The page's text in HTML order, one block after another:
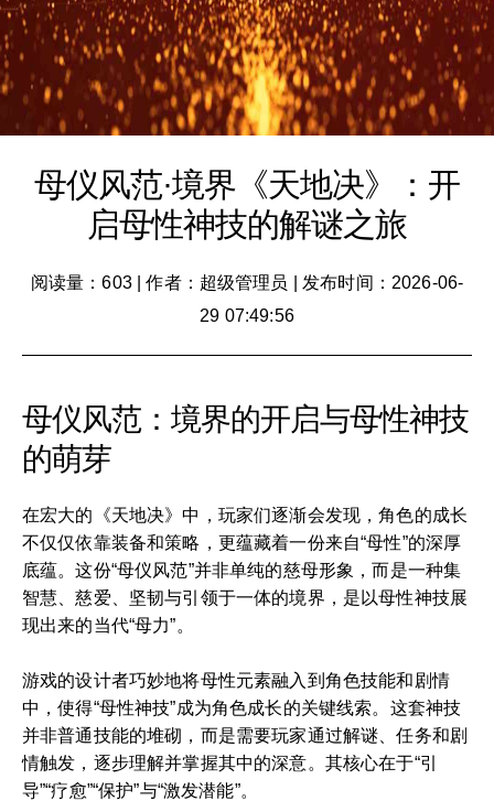
母仪风范·境界《天地决》：开
启母性神技的解谜之旅
阅读量：603|作者：超级管理员
发布时间：2026-06-
29 07:49:56
母仪风范：境界的开启与母性神技
的萌芽
在宏大的《天地决》中，玩家们逐渐会发现，角色的成长
不仅仅依靠装备和策略，更蕴藏着一份来自“母性”的深厚
底蕴。这份“母仪风范”并非单纯的慈母形象，而是一种集
智慧、慈爱、坚韧与引领于一体的境界，是以母性神技展
现出来的当代“母力”。
游戏的设计者巧妙地将母性元素融入到角色技能和剧情
中，使得“母性神技”成为角色成长的关键线索。这套神技
并非普通技能的堆砌，而是需要玩家通过解谜、任务和剧
情触发，逐步理解并掌握其中的深意。其核心在于“引
导”“疗愈”“保护”与“激发潜能”。